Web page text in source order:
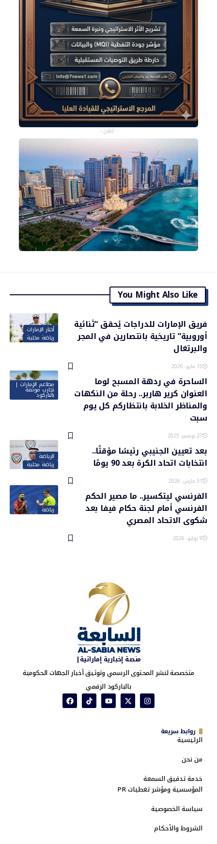
- إعلان -
You Might Also Like
أخبار الإمارات
رياضة محلية
فريق الإمارات للدراجات يُحقق “ثنائية
أوروبية” تاريخية بانتصارين في المجر
والبرتغال
15 مايو، 2026
مطاعم الإمارات |
تجارب موثقة
بالباركود
الساحرة في ردهة المسبح لوما
العنوان كرير هاربر.. رحلة من النكهات
والمناظر الخلابة بانتظاركم كل يوم
سبت
27 نوفمبر، 2025
الرياضة
رياضة محلية
بعد تعيين الجنيبي رئيسًا مؤقتًا..
انتخابات اتحاد الكرة بعد 90 يومًا
31 مارس، 2026
رياضة
الفرنسي ليتكسير.. ما مصير الحكم
الفرنسي أمام لجنة حكام فيفا بعد
شكوى الاتحاد المصري
9 يوليو، 2026
منصة إخبارية إماراتية|
متخصصة لنشر المحتوى الرسمي وتوثيق أخبار الجهات الحكومية
بالباركود الرقمي
روابط سريعة
الرئيسية
من نحن
خدمة تدقيق السمعة
المؤسسية ومؤشر تغطيات PR
سياسة الخصوصية
الشروط والأحكام